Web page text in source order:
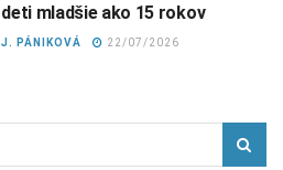
deti mladšie ako 15 rokov
J. PÁNIKOVÁ 22/07/2026